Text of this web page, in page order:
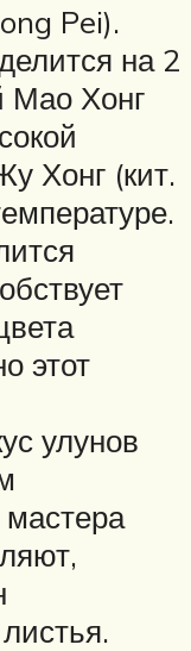
Pei).
на 2
Мао Хонг
Хонг (кит.
этот
улунов